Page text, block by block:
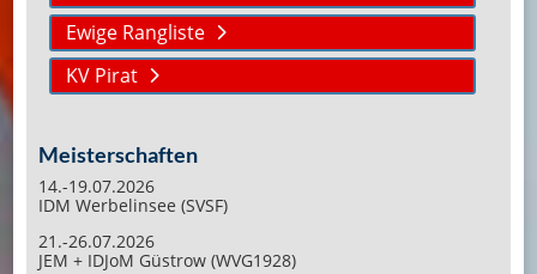
Ewige Rangliste
KV Pirat
Meisterschaften
14.-19.07.2026
IDM Werbelinsee (SVSF)
21.-26.07.2026
JEM + IDJoM Güstrow (WVG1928)